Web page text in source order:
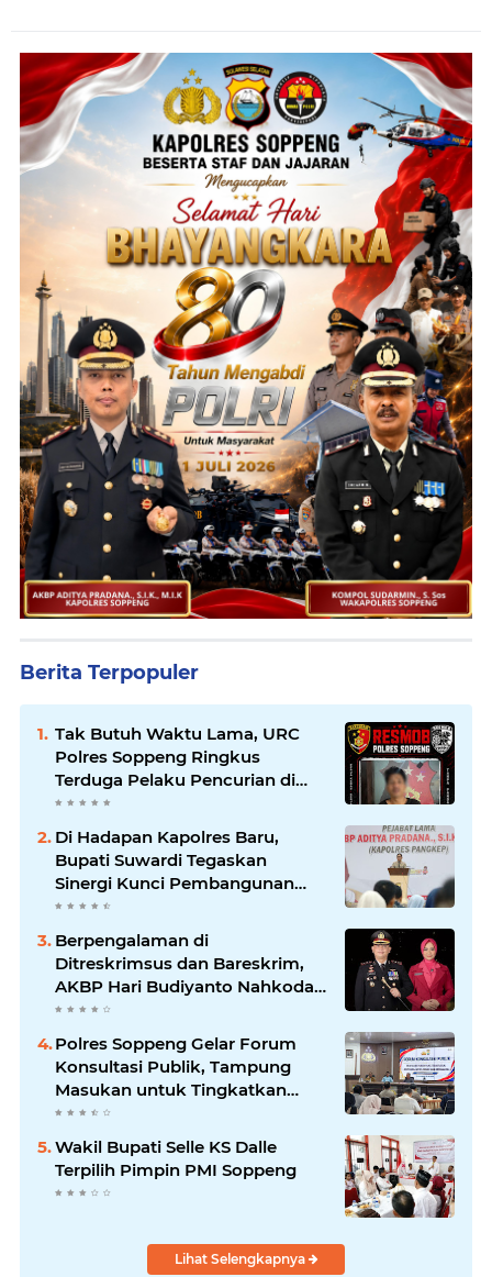
Berita Terpopuler
Tak Butuh Waktu Lama, URC
Polres Soppeng Ringkus
Terduga Pelaku Pencurian di
Liliriaja
Di Hadapan Kapolres Baru,
Bupati Suwardi Tegaskan
Sinergi Kunci Pembangunan
Soppeng
Berpengalaman di
Ditreskrimsus dan Bareskrim,
AKBP Hari Budiyanto Nahkodai
Polres Soppeng
Polres Soppeng Gelar Forum
Konsultasi Publik, Tampung
Masukan untuk Tingkatkan
Pelayanan
Wakil Bupati Selle KS Dalle
Terpilih Pimpin PMI Soppeng
Lihat Selengkapnya